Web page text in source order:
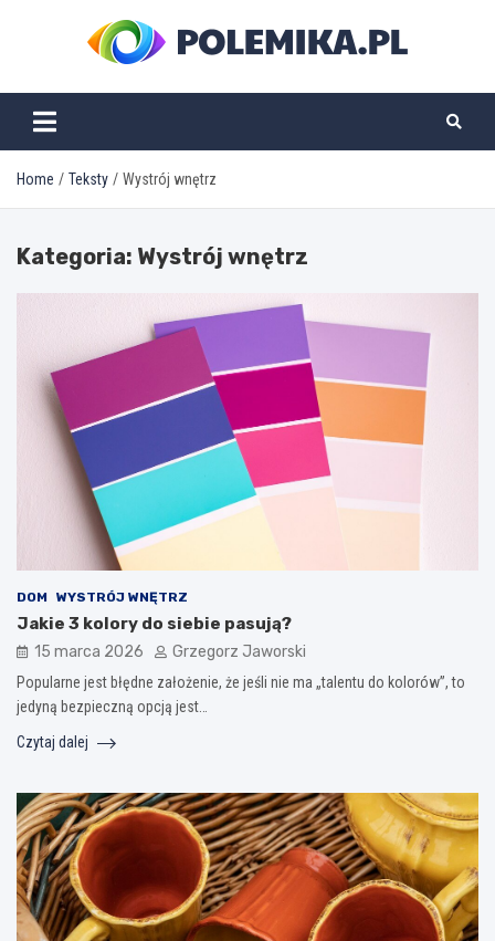
polemika.pl
Home Teksty Wystrój wnętrz
Kategoria: Wystrój wnętrz
DOM WYSTRÓJ WNĘTRZ
Jakie 3 kolory do siebie pasują?
15 marca 2026 Grzegorz Jaworski
Popularne jest błędne założenie, że jeśli nie ma „talentu do kolorów”, to
jedyną bezpieczną opcją jest…
Czytaj dalej